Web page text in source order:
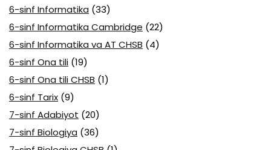
6-sinf Informatika (33)
6-sinf Informatika Cambridge (22)
6-sinf Informatika va AT CHSB (4)
6-sinf Ona tili (19)
6-sinf Ona tili CHSB (1)
6-sinf Tarix (9)
7-sinf Adabiyot (20)
7-sinf Biologiya (36)